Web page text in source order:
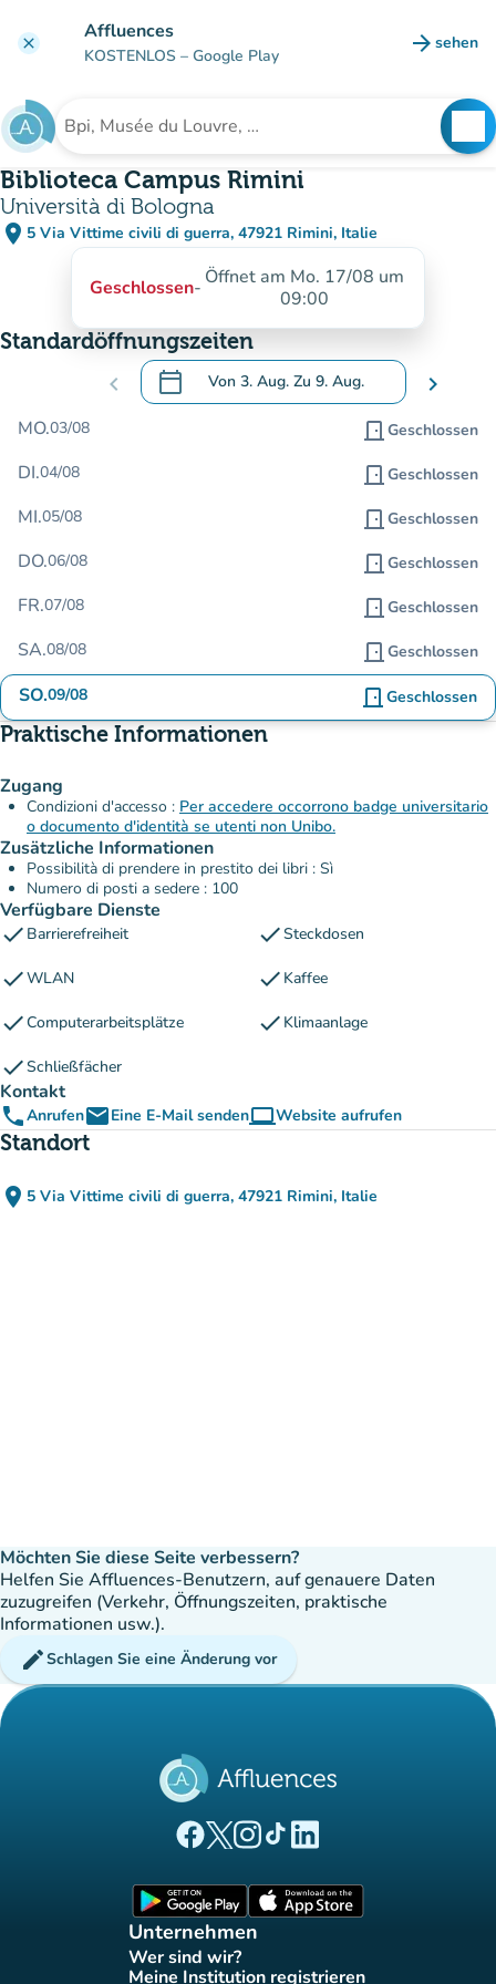
clear Affluences
KOSTENLOS – Google Play arrow_forward sehen
(new
Suche nach einer Einrichtung
Biblioteca Campus Rimini
Università di Bologna
place 5 Via Vittime civili di guerra, 47921 Rimini, Italie
(in Google Maps öffnen)
(new tab)
Geschlossen- Öffnet am Mo. 17/08 um
09:00
Standardöffnungszeiten
chevron_left calendar_today Von 3. Aug. Zu 9. Aug.
.Öffnen Sie den Kalender, um Daten zu
chevron_right
MO.03/08 door_front Geschlossen
DI.04/08 door_front Geschlossen
MI.05/08 door_front Geschlossen
DO.06/08 door_front Geschlossen
FR.07/08 door_front Geschlossen
SA.08/08 door_front Geschlossen
SO.09/08 door_front Geschlossen
Praktische Informationen
Zugang
Condizioni d'accesso : Per accedere occorrono badge universitario
o documento d'identità se utenti non Unibo.
Zusätzliche Informationen
Possibilità di prendere in prestito dei libri : Sì
Numero di posti a sedere : 100
Verfügbare Dienste
check Barrierefreiheit checkSteckdosen
checkWLAN check Kaffee
checkComputerarbeitsplätze check Klimaanlage
checkSchließfächer
Kontakt
phoneAnrufenemailEine E-Mail sendencomputerWebsite aufrufen
(new tab)
Standort
place 5 Via Vittime civili di guerra, 47921 Rimini, Italie
(in Google Maps öffnen)
(new tab)
Möchten Sie diese Seite verbessern?
Helfen Sie Affluences-Benutzern, auf genauere Daten
zuzugreifen (Verkehr, Öffnungszeiten, praktische
Informationen usw.).
editSchlagen Sie eine Änderung vor
(new tab)
(new tab)
(new tab)(new tab)
(new tab)
Unternehmen
Wer sind wir?
(new tab)
Meine Institution registrieren